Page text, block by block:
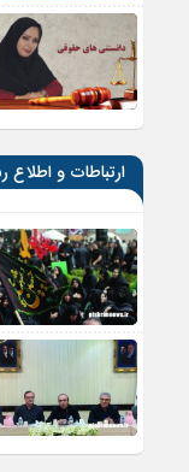
ارتباطات و اطلاع